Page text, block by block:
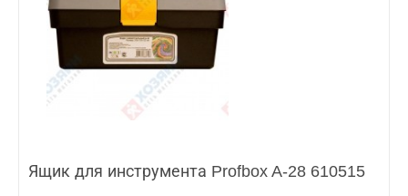
Ящик для инструмента Profbox A-28 610515